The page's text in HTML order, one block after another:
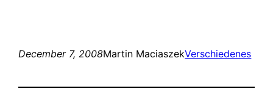
December 7, 2008Martin MaciaszekVerschiedenes